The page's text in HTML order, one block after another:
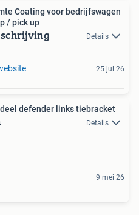
Coating voor bedrijfswagen
/ pick up
Details
25 jul 26
defender links tiebracket
Details
9 mei 26